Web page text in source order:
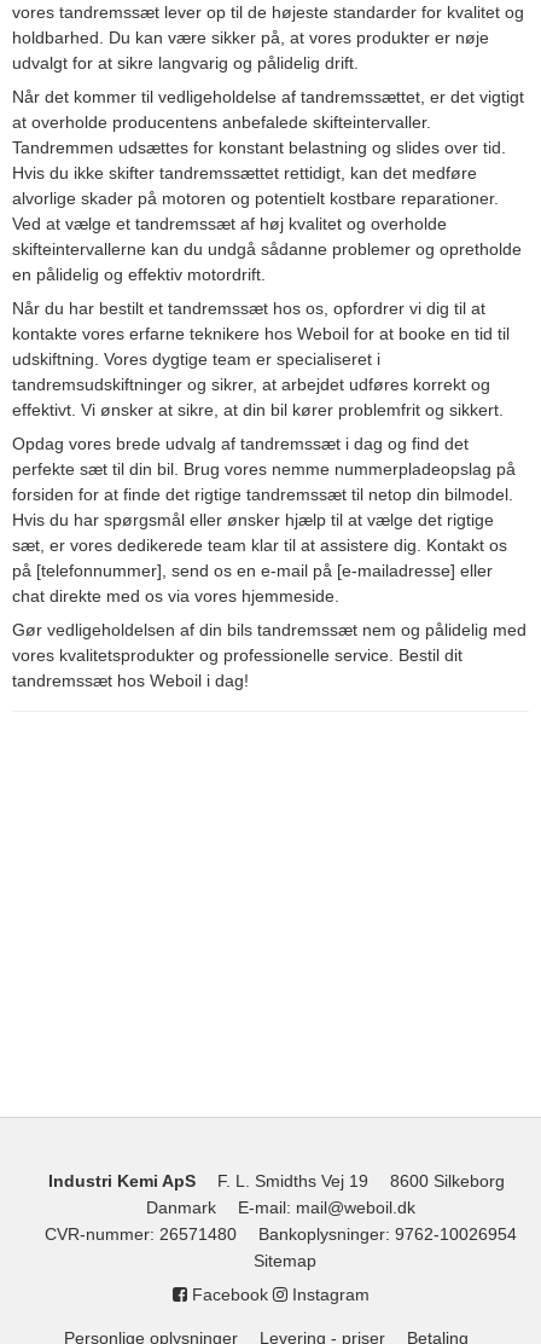
vores tandremssæt lever op til de højeste standarder for kvalitet og
holdbarhed. Du kan være sikker på, at vores produkter er nøje
udvalgt for at sikre langvarig og pålidelig drift.
Når det kommer til vedligeholdelse af tandremssættet, er det vigtigt
at overholde producentens anbefalede skifteintervaller.
Tandremmen udsættes for konstant belastning og slides over tid.
Hvis du ikke skifter tandremssættet rettidigt, kan det medføre
alvorlige skader på motoren og potentielt kostbare reparationer.
Ved at vælge et tandremssæt af høj kvalitet og overholde
skifteintervallerne kan du undgå sådanne problemer og opretholde
en pålidelig og effektiv motordrift.
Når du har bestilt et tandremssæt hos os, opfordrer vi dig til at
kontakte vores erfarne teknikere hos Weboil for at booke en tid til
udskiftning. Vores dygtige team er specialiseret i
tandremsudskiftninger og sikrer, at arbejdet udføres korrekt og
effektivt. Vi ønsker at sikre, at din bil kører problemfrit og sikkert.
Opdag vores brede udvalg af tandremssæt i dag og find det
perfekte sæt til din bil. Brug vores nemme nummerpladeopslag på
forsiden for at finde det rigtige tandremssæt til netop din bilmodel.
Hvis du har spørgsmål eller ønsker hjælp til at vælge det rigtige
sæt, er vores dedikerede team klar til at assistere dig. Kontakt os
på [telefonnummer], send os en e-mail på [e-mailadresse] eller
chat direkte med os via vores hjemmeside.
Gør vedligeholdelsen af din bils tandremssæt nem og pålidelig med
vores kvalitetsprodukter og professionelle service. Bestil dit
tandremssæt hos Weboil i dag!
Industri Kemi ApS F. L. Smidths Vej 19
8600 Silkeborg
Danmark
E-mail: mail@weboil.dk
CVR-nummer: 26571480 Bankoplysninger: 9762-10026954
Sitemap
Facebook
Instagram
Personlige oplysninger Levering - priser Betaling